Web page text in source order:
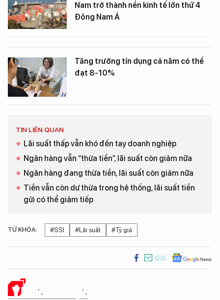
Nam trở thành nền kinh tế lớn thứ 4
Đông Nam Á
Tăng trưởng tín dụng cả năm có thể
đạt 8-10%
TIN LIÊN QUAN
Lãi suất thấp vẫn khó đến tay doanh nghiệp
Ngân hàng vẫn “thừa tiền”, lãi suất còn giảm nữa
Ngân hàng đang thừa tiền, lãi suất còn giảm nữa
Tiền vẫn còn dư thừa trong hệ thống, lãi suất tiền
gửi có thể giảm tiếp
TỪ KHÓA: #SSI #Lãi suất #Tỷ giá
Ý KIẾN CỦA BẠN